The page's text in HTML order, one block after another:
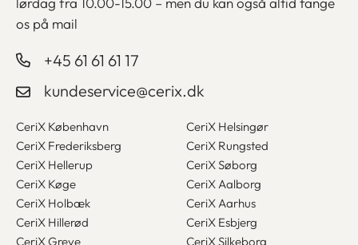
os på mail
+45 61 61 61 17
kundeservice@cerix.dk
CeriX København
CeriX Frederiksberg
CeriX Hellerup
CeriX Køge
CeriX Holbæk
CeriX Hillerød
CeriX Greve
CeriX Helsingør
CeriX Rungsted
CeriX Søborg
CeriX Aalborg
CeriX Aarhus
CeriX Esbjerg
CeriX Silkeborg